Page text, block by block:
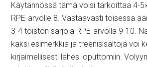
Käytännössä tämä voisi tarkoittaa 4-
RPE-arvolle 8. Vastaavasti toisessa
3-4 toiston sarjoja RPE-arvolla 9-10.
kaksi esimerkkiä ja treenisisältöjä voi
kirjaimellisesti lähes loputtomiin.